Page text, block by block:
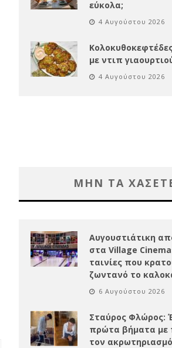
εύκολα;
4 Αυγούστου 2026
με ντιπ
4 Αυγούστου 2026
ΜΗΝ ΤΑ
Αυγουστιάτικη
στα Village
ταινίες που
ζωντανό το
6 Αυγούστου 2026
Σταύρος Φλώρος:
πρώτα βήματα με
τον